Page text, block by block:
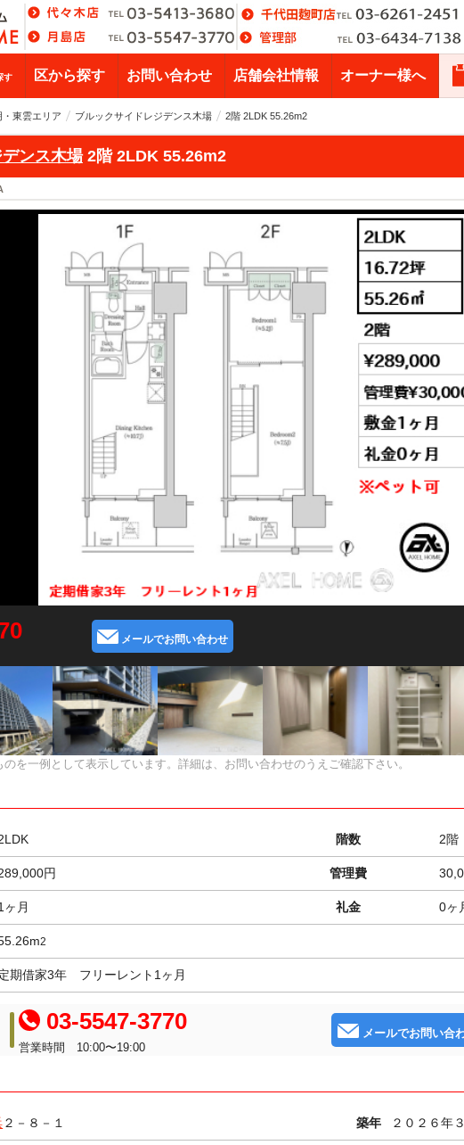
す 区から探す お問い合わせ 店舗会社情報 オーナー様へ
・東雲エリア ブルックサイドレジデンス木場 2階 2LDK 55.26m2
ンス木場2階 2LDK 55.26m2
メールでお問い合わせ
を一例として表示しています。詳細は、お問い合わせのうえご確認下さい。
階数 2階
円 管理費
ヶ月 礼金 0ヶ
2
期借家3年 フリーレント1ヶ月
03-5547-3770
営業時間 10:00〜19:00
メールでお問い合
２－８－１ 築年 ２０２６年